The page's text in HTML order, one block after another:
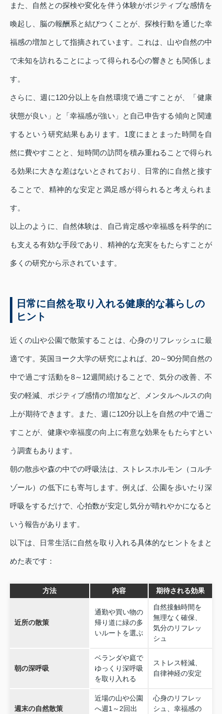
また、自然との探検や変化を伴う体験がポジティブな感情を
喚起し、脳の報酬系と結びつくことが、探検行動を通じた幸
福感の増加として指摘されています。これは、山や自然の中
で未知を訪れることによって得られる心の響きとも関係しま
す。
さらに、週に120分以上を自然環境で過ごすことが、「健康
状態が良い」と「幸福感が強い」と自己申告する傾向と関連
するという研究結果もあります。1度にまとまった時間を自
然に費やすことと、短時間の訪問を積み重ねることで得られ
る効果に大きな差はないとされており、日常的に自然と接す
ることで、精神的な安定と満足感が得られると考えられま
す。
以上のように、自然体験は、自己肯定感や幸福感を科学的に
も支える有効な手段であり、精神的な充実をもたらすことが
多くの研究から示されています。
日常に自然を取り入れる健康的な暮らしの
ヒント
近くの山や公園で散策することは、心身のリフレッシュに最
適です。英国ヨーク大学の研究によれば、20～90分間自然の
中で過ごす活動を8～12週間続けることで、気分の改善、不
安の軽減、ポジティブ感情の増加など、メンタルヘルスの向
上が期待できます。また、週に120分以上を自然の中で過ご
すことが、健康や幸福度の向上に有意な効果をもたらすとい
う調査もあります。
朝の散歩や森の中での呼吸法は、ストレスホルモン（コルチ
ゾール）の低下にも寄与します。例えば、公園を歩いたり深
呼吸をするだけで、心拍数が安定し気分が晴れやかになると
いう報告があります。
以下は、日常生活に自然を取り入れる具体的なヒントをまと
めた表です：
方法 内容 期待される効果
近所の散策
通勤や買い物の
帰り道に緑の多
いルートを選ぶ
自然接触時間を
無理なく確保、
気分のリフレッ
シュ
朝の深呼吸
ベランダや庭で
ゆっくり深呼吸
を取り入れる
ストレス軽減、
自律神経の安定
週末の自然散策
近場の山や公園
へ週1～2回出
心身のリフレッ
シュ、幸福感の